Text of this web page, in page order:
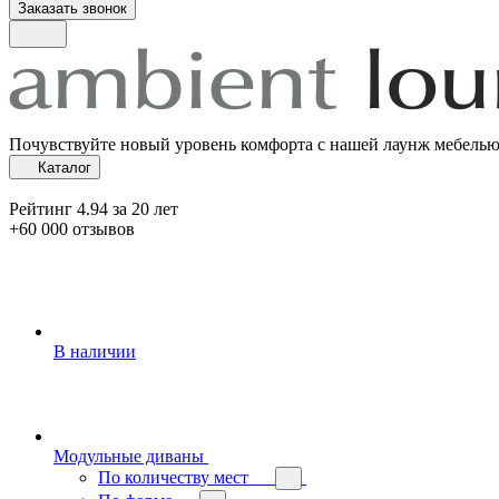
Заказать звонок
Почувствуйте новый уровень комфорта с нашей лаунж мебелью
Каталог
Рейтинг 4.94 за 20 лет
+60 000 отзывов
В наличии
Модульные диваны
По количеству мест